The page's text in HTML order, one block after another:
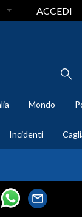
ACCEDI
Mondo
Incidenti